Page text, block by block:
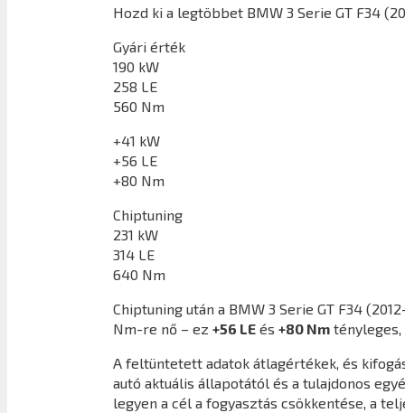
Hozd ki a legtöbbet BMW 3 Serie GT F34
Gyári érték
190 kW
258 LE
560 Nm
+41 kW
+56 LE
+80 Nm
Chiptuning
231 kW
314 LE
640 Nm
Chiptuning után a BMW 3 Serie GT F34
Nm-re nő – ez +56 LE és +80 Nm tényleges,
A feltüntetett adatok átlagértékek, és
autó aktuális állapotától és a tulajdonos
legyen a cél a fogyasztás csökkentése, a